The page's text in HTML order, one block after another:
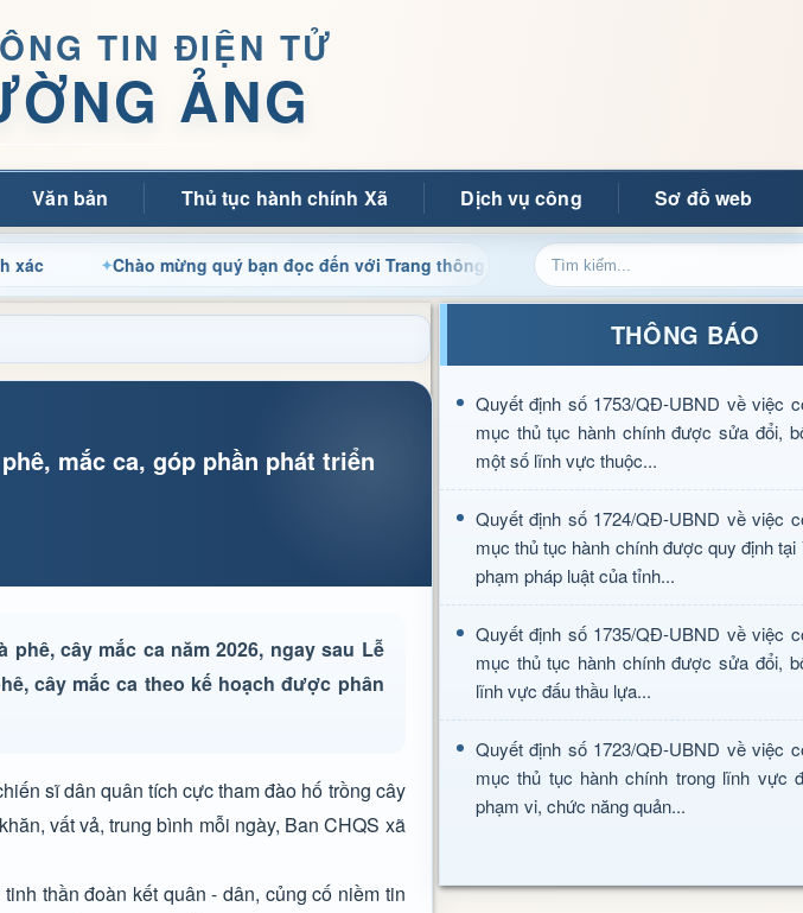
TIN ĐIỆN TỬ
ẢNG
Văn bản Thủ tục hành chính Xã Dịch vụ công Sơ đồ web
Chào mừng quý bạn đọc đến với Trang thông tin điện tử xã Mường Ảng
mắc ca, góp phần phát triển
cây mắc ca năm 2026, ngay sau Lễ
cây mắc ca theo kế hoạch được phân
sĩ dân quân tích cực tham đào hố trồng cây
vất vả, trung bình mỗi ngày, Ban CHQS xã
thần đoàn kết quân - dân, củng cố niềm tin
THÔNG BÁO
Quyết định số 1753/QĐ-UBND về việc
mục thủ tục hành chính được sửa đổi,
một số lĩnh vực thuộc...
Quyết định số 1724/QĐ-UBND về việc
mục thủ tục hành chính được quy định tại
phạm pháp luật của tỉnh...
Quyết định số 1735/QĐ-UBND về việc
mục thủ tục hành chính được sửa đổi,
lĩnh vực đấu thầu lựa...
Quyết định số 1723/QĐ-UBND về việc
mục thủ tục hành chính trong lĩnh vực
phạm vi, chức năng quản...